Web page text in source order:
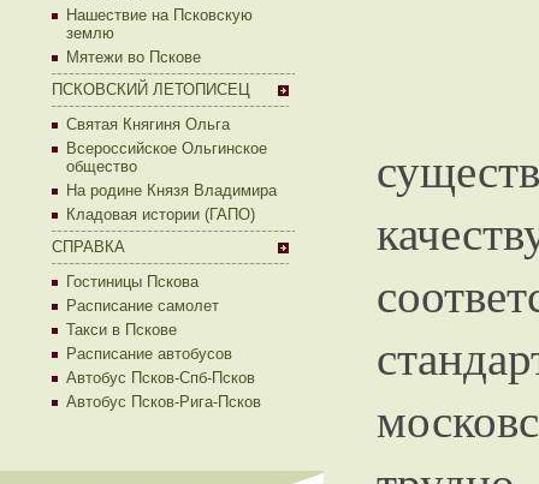
Нашествие на Псковскую
землю
Мятежи во Пскове
ПСКОВСКИЙ ЛЕТОПИСЕЦ
Святая Княгиня Ольга
Всероссийское Ольгинское
общество
На родине Князя Владимира
Кладовая истории (ГАПО)
СПРАВКА
Гостиницы Пскова
Расписание самолет
Такси в Пскове
Расписание автобусов
Автобус Псков-Спб-Псков
Автобус Псков-Рига-Псков